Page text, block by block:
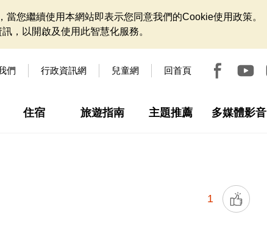
您繼續使用本網站即表示您同意我們的Cookie使用政策。
，以開啟及使用此智慧化服務。
們 行政資訊網 兒童網 回首頁
住宿 旅遊指南 主題推薦 多媒體影音
1